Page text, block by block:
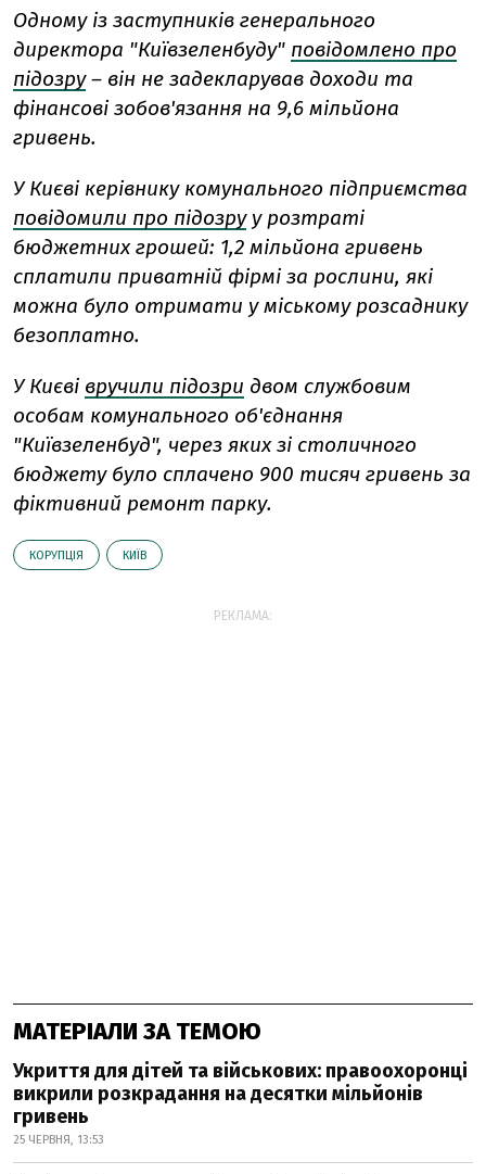
Одному із заступників генерального
директора "Київзеленбуду" повідомлено про
підозру – він не задекларував доходи та
фінансові зобов'язання на 9,6 мільйона
гривень.
У Києві керівнику комунального підприємства
повідомили про підозру у розтраті
бюджетних грошей: 1,2 мільйона гривень
сплатили приватній фірмі за рослини, які
можна було отримати у міському розсаднику
безоплатно.
У Києві вручили підозри двом службовим
особам комунального об'єднання
"Київзеленбуд", через яких зі столичного
бюджету було сплачено 900 тисяч гривень за
фіктивний ремонт парку.
КОРУПЦІЯ КИЇВ
РЕКЛАМА:
МАТЕРІАЛИ ЗА ТЕМОЮ
Укриття для дітей та військових: правоохоронці
викрили розкрадання на десятки мільйонів
гривень
25 ЧЕРВНЯ, 13:53